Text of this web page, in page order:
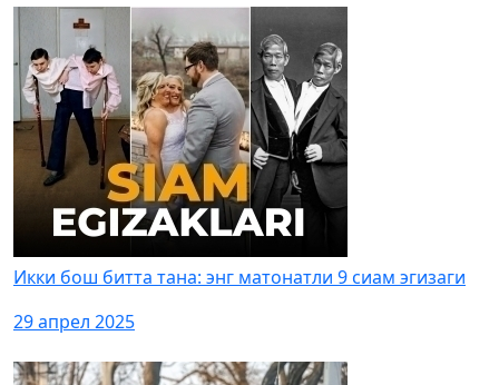
Икки бош битта тана: энг матонатли 9 сиам эгизаги
29 апрел 2025